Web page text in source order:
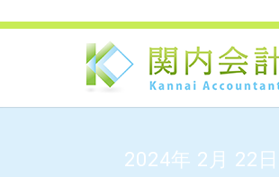
2024年 2月 22日